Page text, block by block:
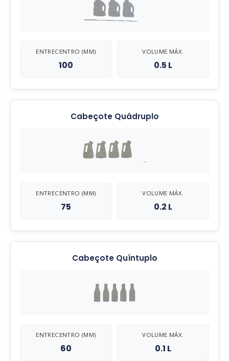
ENTRECENTRO (MM)
100
VOLUME MÁX.
0.5 L
Cabeçote Quádruplo
ENTRECENTRO (MM)
75
VOLUME MÁX.
0.2 L
Cabeçote Quíntuplo
ENTRECENTRO (MM)
60
VOLUME MÁX.
0.1 L